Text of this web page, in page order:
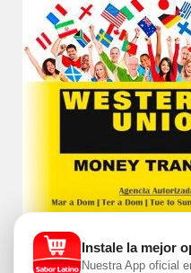
Instale la mejor
Nuestra App oficial